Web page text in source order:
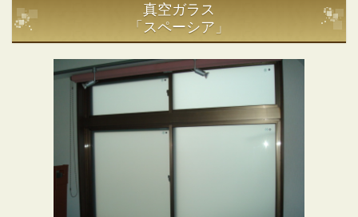
真空ガラス
「スペーシア」